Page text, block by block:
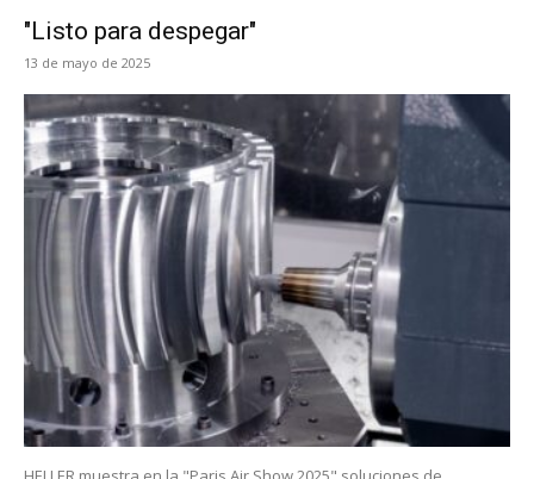
"Listo para despegar"
13 de mayo de 2025